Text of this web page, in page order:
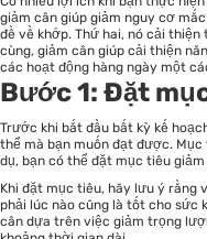
giảm cân giúp giảm nguy cơ
đề về khớp. Thứ hai, nó cải
cùng, giảm cân giúp cải thiện
các hoạt động hàng ngày một
Bước 1: Đặt
Trước khi bắt đầu bất kỳ kế
thể mà bạn muốn đạt được.
dụ, bạn có thể đặt mục tiêu
Khi đặt mục tiêu, hãy lưu ý rằng
phải lúc nào cũng là tốt cho sức
cân dựa trên việc giảm trọng